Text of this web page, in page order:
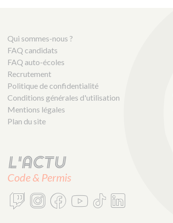
Qui sommes-nous ?
FAQ candidats
FAQ auto-écoles
Recrutement
Politique de confidentialité
Conditions générales d'utilisation
Mentions légales
Plan du site
L'actu
Code & Permis